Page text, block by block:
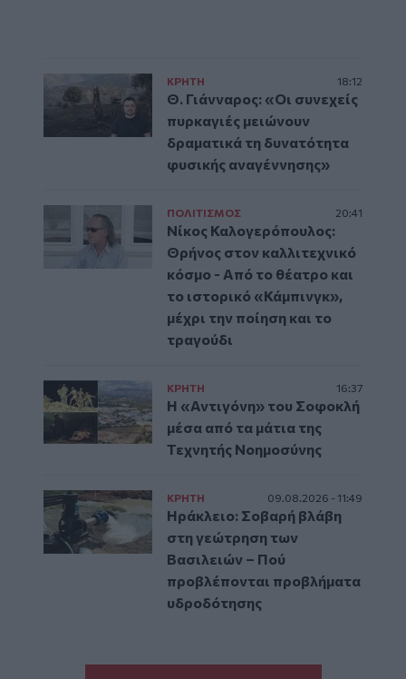
ΚΡΗΤΗ 18:12
Θ. Γιάνναρος: «Οι συνεχείς
πυρκαγιές μειώνουν
δραματικά τη δυνατότητα
φυσικής αναγέννησης»
ΠΟΛΙΤΙΣΜΟΣ 20:41
Νίκος Καλογερόπουλος:
Θρήνος στον καλλιτεχνικό
κόσμο - Από το θέατρο και
το ιστορικό «Κάμπινγκ»,
μέχρι την ποίηση και το
τραγούδι
ΚΡΗΤΗ 16:37
Η «Αντιγόνη» του Σοφοκλή
μέσα από τα μάτια της
Τεχνητής Νοημοσύνης
ΚΡΗΤΗ 09.08.2026 - 11:49
Ηράκλειο: Σοβαρή βλάβη
στη γεώτρηση των
Βασιλειών – Πού
προβλέπονται προβλήματα
υδροδότησης